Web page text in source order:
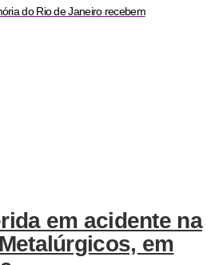
do Rio de Janeiro recebem
em acidente na
em